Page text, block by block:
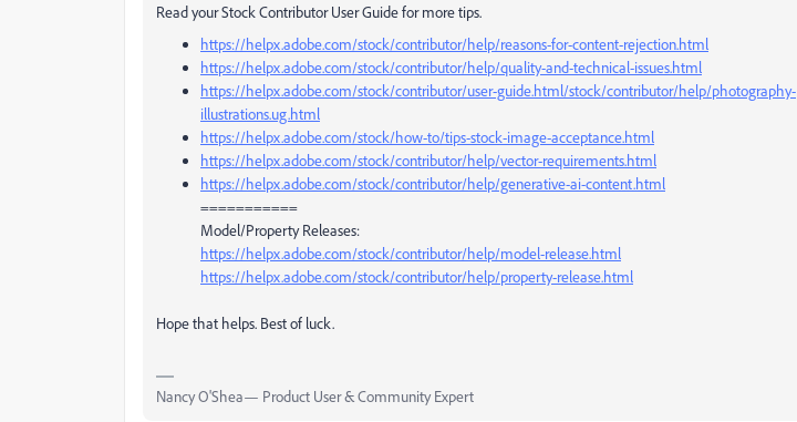
Read your Stock Contributor User Guide for more tips.
https://helpx.adobe.com/stock/contributor/help/reasons-for-content-rejection.html
https://helpx.adobe.com/stock/contributor/help/quality-and-technical-issues.html
https://helpx.adobe.com/stock/contributor/user-guide.html/stock/contributor/help/photography-
illustrations.ug.html
https://helpx.adobe.com/stock/how-to/tips-stock-image-acceptance.html
https://helpx.adobe.com/stock/contributor/help/vector-requirements.html
https://helpx.adobe.com/stock/contributor/help/generative-ai-content.html
===========
Model/Property Releases:
https://helpx.adobe.com/stock/contributor/help/model-release.html
https://helpx.adobe.com/stock/contributor/help/property-release.html
Hope that helps. Best of luck.
Nancy O'Shea— Product User & Community Expert